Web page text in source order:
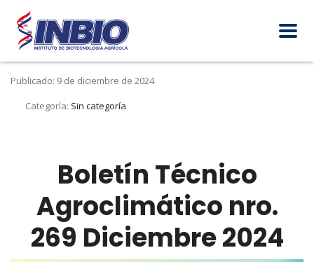
Publicado: 9 de diciembre de 2024
Categoría: Sin categoría
Boletín Técnico
Agroclimático nro.
269 Diciembre 2024